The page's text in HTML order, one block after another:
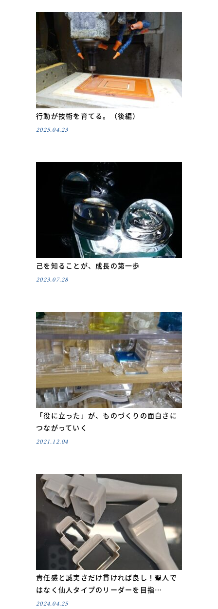
行動が技術を育てる。（後編）
2025.04.23
己を知ることが、成長の第一歩
2023.07.28
「役に立った」が、ものづくりの面白さに
つながっていく
2021.12.04
責任感と誠実さだけ貫ければ良し！聖人で
はなく仙人タイプのリーダーを目指…
2024.04.25